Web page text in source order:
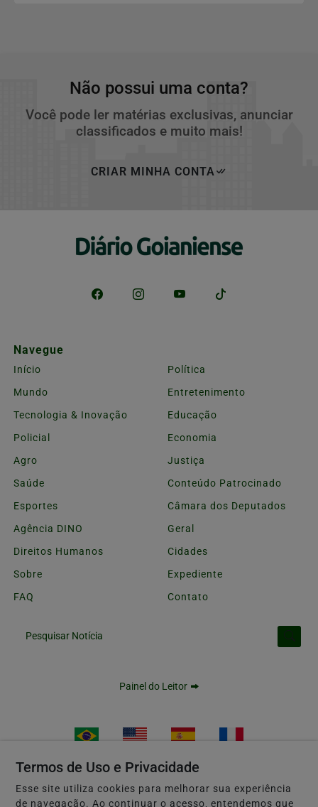
Não possui uma conta?
Você pode ler matérias exclusivas, anunciar
classificados e muito mais!
CRIAR MINHA CONTA
Navegue
Início
Política
Mundo
Entretenimento
Tecnologia & Inovação
Educação
Policial
Economia
Agro
Justiça
Saúde
Conteúdo Patrocinado
Esportes
Câmara dos Deputados
Agência DINO
Geral
Direitos Humanos
Cidades
Sobre
Expediente
FAQ
Contato
Pesquisar Notícia
Painel do Leitor
Diário Goianiense © 2011 - 2026 Todos os direitos Reservados.
Termos de Uso e Privacidade
Esse site utiliza cookies para melhorar sua experiência
de navegação. Ao continuar o acesso, entendemos que